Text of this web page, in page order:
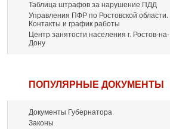
Таблица штрафов за нарушение ПДД
Управления ПФР по Ростовской области.
Контакты и график работы
Центр занятости населения г. Ростов-на-
Дону
ПОПУЛЯРНЫЕ ДОКУМЕНТЫ
Документы Губернатора
Законы